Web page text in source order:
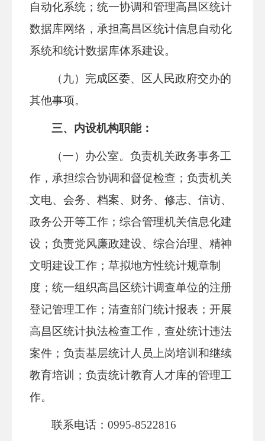
自动化系统；统一协调和管理高昌区统计
数据库网络，承担高昌区统计信息自动化
系统和统计数据库体系建设。
（九）完成区委、区人民政府交办的
其他事项。
三、内设机构职能：
（一）办公室。负责机关政务事务工
作，承担综合协调和督促检查；负责机关
文电、会务、档案、财务、修志、信访、
政务公开等工作；综合管理机关信息化建
设；负责党风廉政建设、综合治理、精神
文明建设工作；草拟地方性统计规章制
度；统一组织高昌区统计调查单位的注册
登记管理工作；清查部门统计报表；开展
高昌区统计执法检查工作，查处统计违法
案件；负责基层统计人员上岗培训和继续
教育培训；负责统计教育人才库的管理工
作。
联系电话：0995-8522816